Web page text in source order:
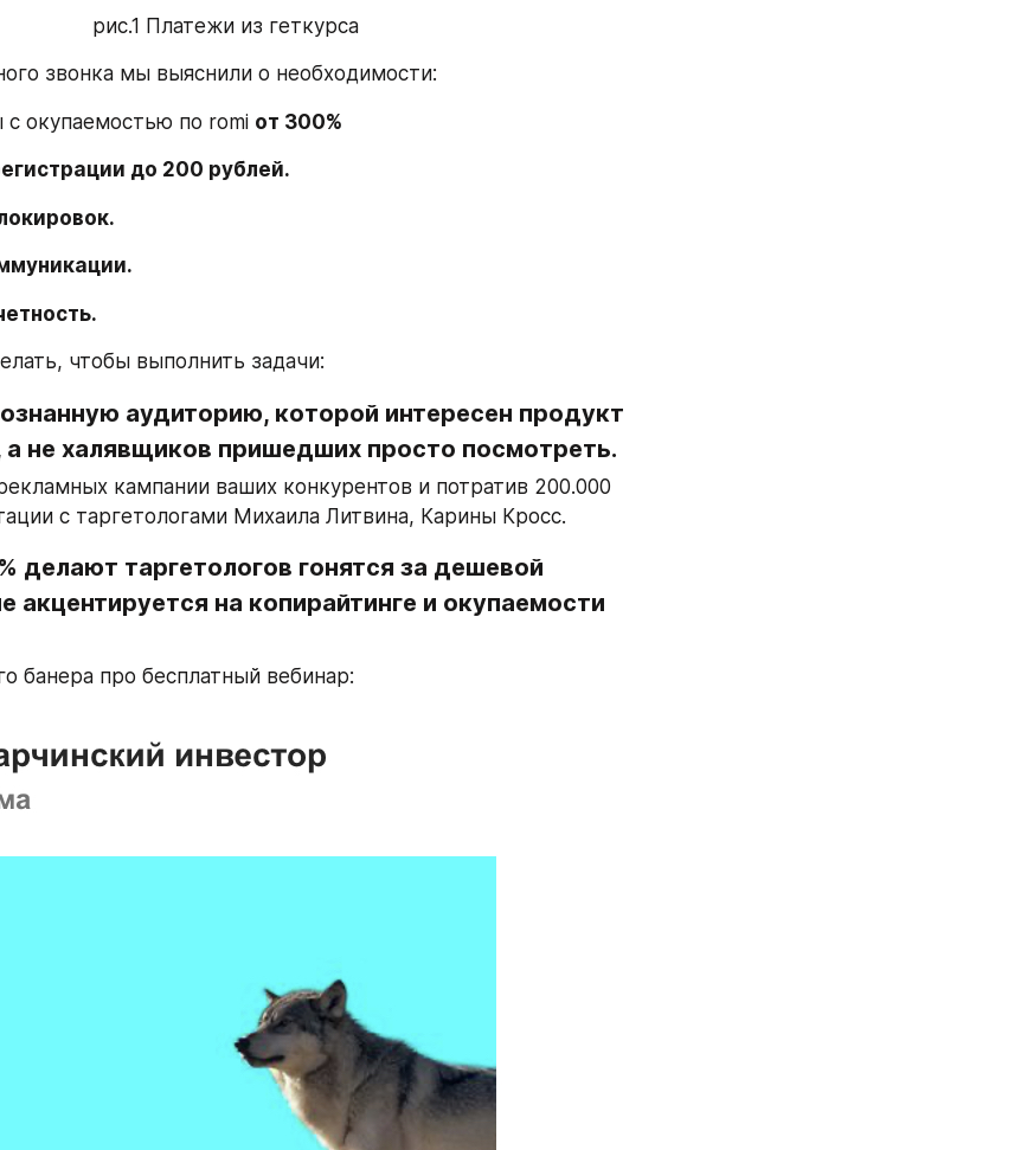
рис.1 Платежи из геткурса
звонка мы выяснили о необходимости:
с окупаемостью по romi от 300%
до 200 рублей.
чтобы выполнить задачи:
аудиторию, которой интересен продукт
а не халявщиков пришедших просто посмотреть.
кампании ваших конкурентов и потратив 200.000
с таргетологами Михаила Литвина, Карины Кросс.
делают таргетологов гонятся за дешевой
акцентируется на копирайтинге и окупаемости
банера про бесплатный вебинар: